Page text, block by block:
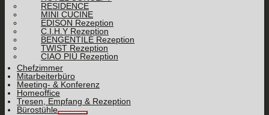
RESIDENCE
MINI CUCINE
EDISON Rezeption
C.I.H.Y Rezeption
BENGENTILE Rezeption
TWIST Rezeption
CIAO PIÙ Rezeption
Chefzimmer
Mitarbeiterbüro
Meeting- & Konferenz
Homeoffice
Tresen, Empfang & Rezeption
Bürostühle